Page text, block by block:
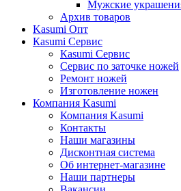
Мужские
Архив товаров
Kasumi Опт
Кasumi Сервис
Кasumi Сервис
Сервис по заточке ножей
Ремонт ножей
Изготовление ножен
Компания Kasumi
Компания Kasumi
Контакты
Наши магазины
Дисконтная система
Об интернет-магазине
Наши партнеры